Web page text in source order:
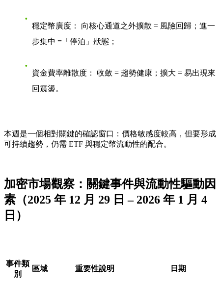
穩定幣廣度：
向核心通道之外擴散 = 風險回歸；進一
步集中 =「停泊」狀態；
資金費率離散度：
收斂 = 趨勢健康；擴大 = 易出現來
回震盪。
本週是一個相對關鍵的確認窗口：價格敏感度較高，但要形成
可持續趨勢，仍需 ETF 與穩定幣流動性的配合。
加密市場觀察：關鍵事件與流動性驅動因
素（2025 年 12 月 29 日 – 2026 年 1 月 4
日）
事件類
別
區域 重要性說明 日期